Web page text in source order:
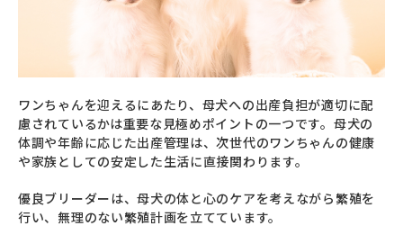
ワンちゃんを迎えるにあたり、母犬への出産負担が適切に配
慮されているかは重要な見極めポイントの一つです。母犬の
体調や年齢に応じた出産管理は、次世代のワンちゃんの健康
や家族としての安定した生活に直接関わります。
優良ブリーダーは、母犬の体と心のケアを考えながら繁殖を
行い、無理のない繁殖計画を立てています。